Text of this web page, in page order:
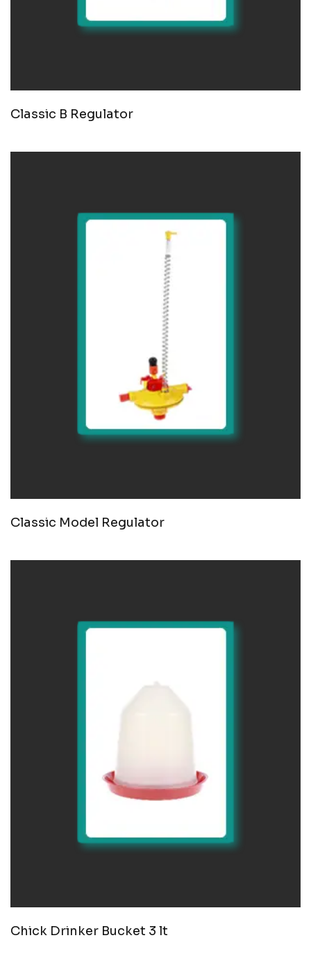
Classic B Regulator
Classic Model Regulator
Chick Drinker Bucket 3 lt